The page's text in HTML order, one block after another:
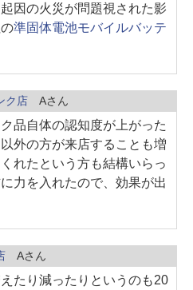
因の火災が問題視された影
準固体電池モバイルバッテ
ク店Aさん
品自体の認知度が上がった
外の方が来店することも増
れたという方も結構いらっ
力を入れたので、効果が出
Aさん
たり減ったりというのも20